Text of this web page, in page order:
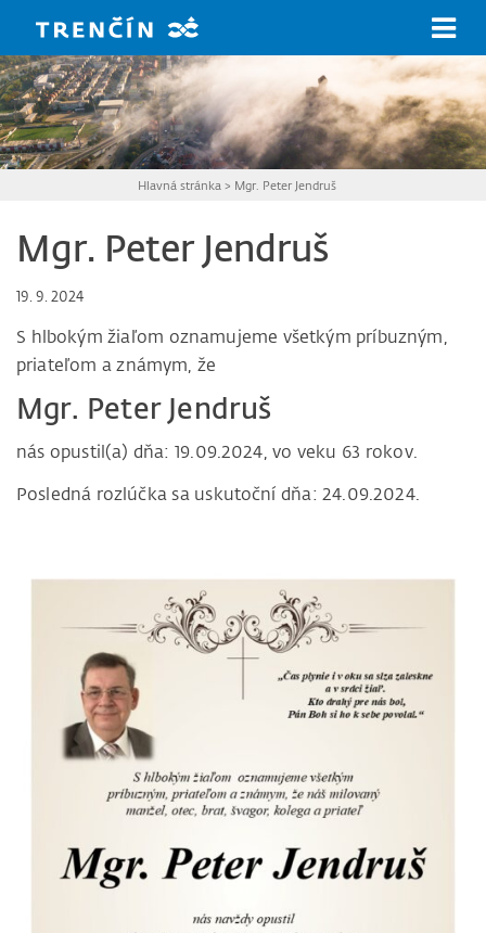
Hlavná stránka > Mgr. Peter Jendruš
Mgr. Peter Jendruš
19. 9. 2024
S hlbokým žiaľom oznamujeme všetkým príbuzným,
priateľom a známym, že
Mgr. Peter Jendruš
nás opustil(a) dňa: 19.09.2024, vo veku 63 rokov.
Posledná rozlúčka sa uskutoční dňa: 24.09.2024.